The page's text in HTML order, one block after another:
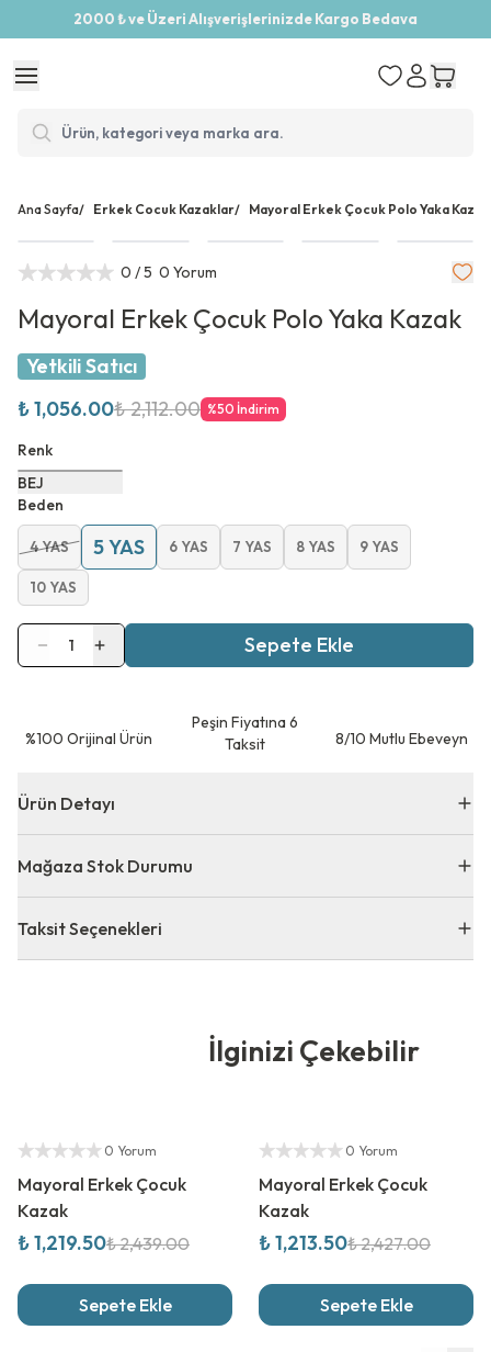
2000 ₺ ve Üzeri Alışverişlerinizde Kargo Bedava
Ana Sayfa/ Erkek Cocuk Kazaklar/ Mayoral Erkek Çocuk Polo Yaka Kazak
0 / 5 0 Yorum
Mayoral Erkek Çocuk Polo Yaka Kazak
Yetkili Satıcı
₺ 1,056.00₺ 2,112.00 %50 İndirim
Renk
BEJ
Beden
4 YAS 5 YAS 6 YAS 7 YAS 8 YAS 9 YAS
10 YAS
1 Sepete Ekle
⁠%100 Orijinal Ürün
Peşin Fiyatına 6
Taksit
8/10 Mutlu Ebeveyn
Ürün Detayı
Mağaza Stok Durumu
Taksit Seçenekleri
İlginizi Çekebilir
Yetkili Satıcı
0 Yorum
Mayoral Erkek Çocuk
Kazak
₺ 1,219.50₺ 2,439.00
Sepete Ekle
Yetkili Satıcı
0 Yorum
Mayoral Erkek Çocuk
Kazak
₺ 1,213.50₺ 2,427.00
Sepete Ekle